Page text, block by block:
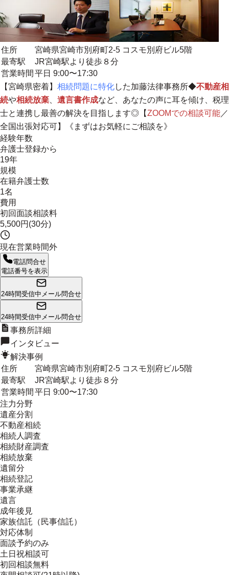
住所
宮崎県宮崎市別府町2-5 コスモ別府ビル5階
最寄駅
JR宮崎駅より徒歩８分
営業時間 平日 9:00〜17:30
【宮崎県密着】 相続問題に特化した加藤法律事務所◆不動産相
続や相続放棄 遺言書作成など、あなたの声に耳を傾け、税理
士と連携し最善の解決を目指します◎【ZOOMでの相談可能 ／
全国出張対応可】《まずはお気軽にご相談を》
経験年数
弁護士登録から
19年
規模
在籍弁護士数
1名
費用
初回面談相談料
5,500円(30分)
現在営業時間外
電話問合せ
電話番号を表示
24時間受信中 メール問合せ
24時間受信中 メール問合せ
事務所詳細
インタビュー
解決事例
住所
宮崎県宮崎市別府町2-5 コスモ別府ビル5階
最寄駅
JR宮崎駅より徒歩８分
営業時間 平日 9:00〜17:30
注力分野
遺産分割
不動産相続
相続人調査
相続財産調査
相続放棄
遺留分
相続登記
事業承継
遺言
成年後見
家族信託（民事信託）
対応体制
面談予約のみ
土日祝相談可
初回相談無料